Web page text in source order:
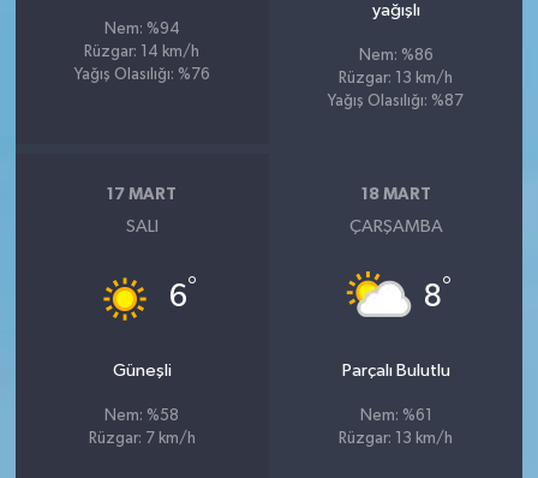
Nem: %94
Rüzgar: 14 km/h
Yağış Olasılığı: %76
yağışlı
Nem: %86
Rüzgar: 13 km/h
Yağış Olasılığı: %87
17 MART
SALI
6°
Güneşli
Nem: %58
Rüzgar: 7 km/h
18 MART
ÇARŞAMBA
8°
Parçalı Bulutlu
Nem: %61
Rüzgar: 13 km/h